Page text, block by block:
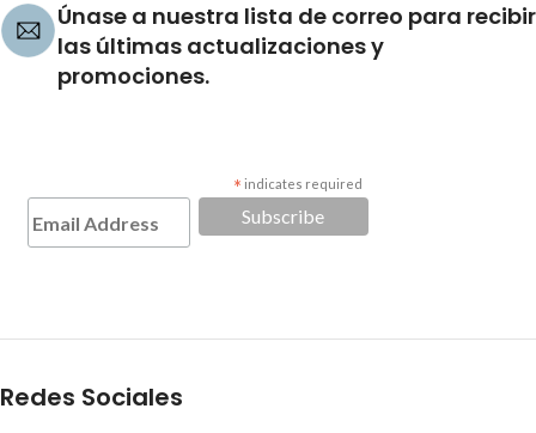
Únase a nuestra lista de correo para recibir
las últimas actualizaciones y
promociones.
* indicates required
Redes Sociales